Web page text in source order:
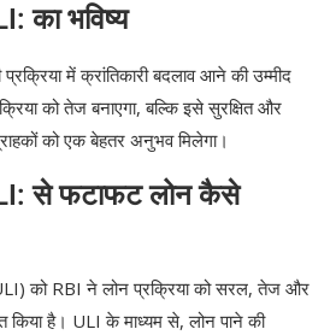
का भविष्य
में क्रांतिकारी बदलाव आने की उम्मीद
को तेज बनाएगा, बल्कि इसे सुरक्षित और
को एक बेहतर अनुभव मिलेगा।
से फटाफट लोन कैसे
को RBI ने लोन प्रक्रिया को सरल, तेज और
किया है। ULI के माध्यम से, लोन पाने की